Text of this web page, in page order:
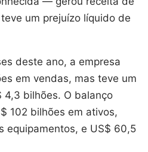
um prejuízo líquido de
deste ano, a empresa
em vendas, mas teve um
4,3 bilhões. O balanço
102 bilhões em ativos,
equipamentos, e US$ 60,5